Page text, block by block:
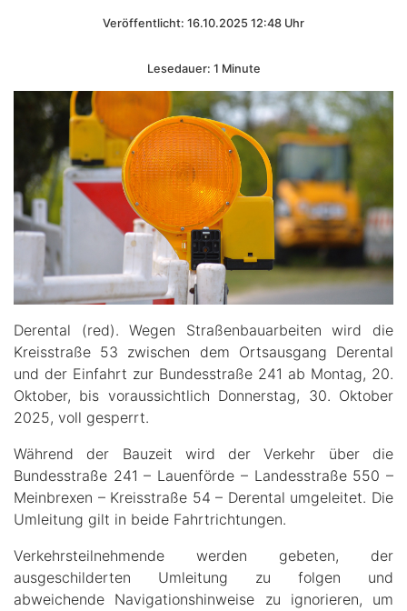
Veröffentlicht: 16.10.2025 12:48 Uhr
Lesedauer: 1 Minute
Derental (red). Wegen Straßenbauarbeiten wird die
Kreisstraße 53 zwischen dem Ortsausgang Derental
und der Einfahrt zur Bundesstraße 241 ab Montag, 20.
Oktober, bis voraussichtlich Donnerstag, 30. Oktober
2025, voll gesperrt.
Während der Bauzeit wird der Verkehr über die
Bundesstraße 241 – Lauenförde – Landesstraße 550 –
Meinbrexen – Kreisstraße 54 – Derental umgeleitet. Die
Umleitung gilt in beide Fahrtrichtungen.
Verkehrsteilnehmende werden gebeten, der
ausgeschilderten Umleitung zu folgen und
abweichende Navigationshinweise zu ignorieren, um